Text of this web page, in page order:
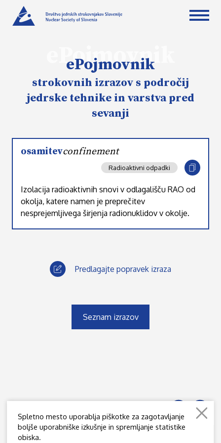
ePojmovnik
ePojmovnik
strokovnih izrazov s področij
jedrske tehnike in varstva pred
sevanji
osamitevconfinement
Radioaktivni odpadki
Izolacija radioaktivnih snovi v odlagališču RAO od
okolja, katere namen je preprečitev
nesprejemljivega širjenja radionuklidov v okolje.
Predlagajte popravek izraza
Seznam izrazov
Spletno mesto uporablja piškotke za zagotavljanje
boljše uporabniške izkušnje in spremljanje statistike
obiska.